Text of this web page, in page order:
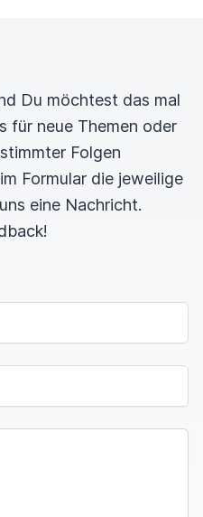
Du möchtest das mal
für neue Themen oder
Folgen
Formular die jeweilige
eine Nachricht.